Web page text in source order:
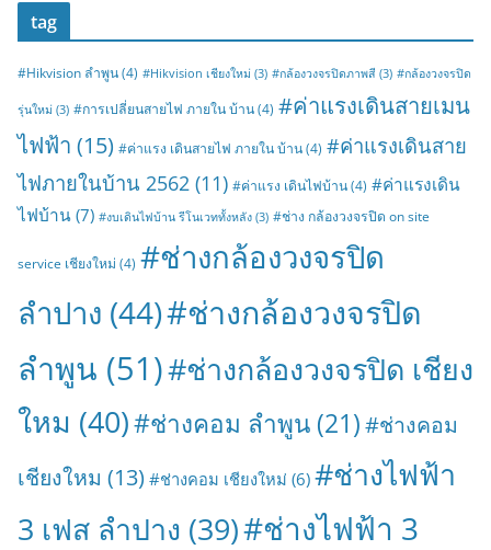
tag
#Hikvision ลำพูน(4) #Hikvision เชียงใหม่ (3) #กล้องวงจรปิดภาพสี (3) #กล้องวงจรปิด
รุ่นใหม่ (3) #การเปลี่ยนสายไฟ ภายใน บ้าน(4) #ค่าแรงเดินสายเมน
ไฟฟ้า (15) #ค่าแรง เดินสายไฟ ภายใน บ้าน(4) #ค่าแรงเดินสาย
ไฟภายในบ้าน 2562 (11) #ค่าแรง เดินไฟบ้าน(4) #ค่าแรงเดิน
ไฟบ้าน(7) #งบเดินไฟบ้าน รีโนเวททั้งหลัง (3) #ช่าง กล้องวงจรปิด on site
service เชียงใหม่ (4) #ช่างกล้องวงจรปิด
ลำปาง (44)#ช่างกล้องวงจรปิด
ลำพูน (51)#ช่างกล้องวงจรปิด เชียง
ใหม (40)#ช่างคอม ลำพูน (21)#ช่างคอม
เชียงใหม (13) #ช่างคอม เชียงใหม่ (6) #ช่างไฟฟ้า
3 เฟส ลำปาง (39)#ช่างไฟฟ้า 3